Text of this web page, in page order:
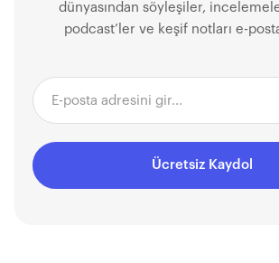
dünyasından söyleşiler,
podcast’ler ve keşif notları e-
Ücretsiz Kaydol